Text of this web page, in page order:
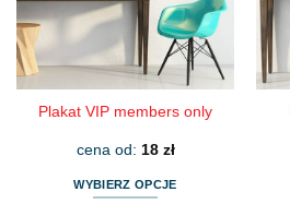
na
stronie
produktu
Plakat VIP members only
cena od: 18 zł
WYBIERZ OPCJE